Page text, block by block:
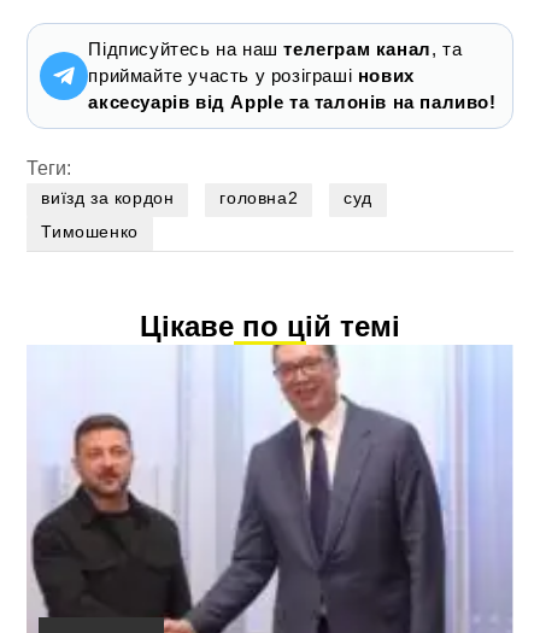
Підписуйтесь на наштелеграм канал, та
приймайте участь у розіграші нових
аксесуарів від Apple та талонів на паливо!
Теги:
виїзд за кордон головна2
суд
Тимошенко
Цікаве по цій темі